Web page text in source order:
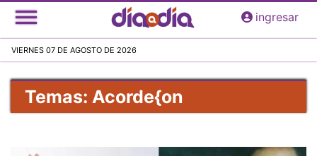
Pasar
al
principal
ingresar
VIERNES 07 DE AGOSTO DE 2026
Temas: Acorde{on